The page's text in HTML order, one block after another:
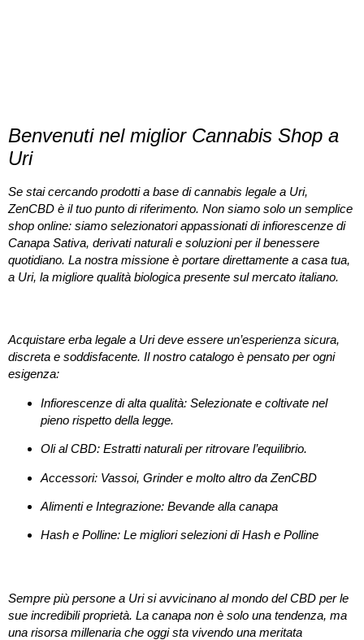
Benvenuti nel miglior Cannabis Shop a
Uri
Se stai cercando prodotti a base dicannabis legale a Uri,
ZenCBD è il tuo punto di riferimento. Non siamo solo un semplice
shop online: siamo selezionatori appassionati di infiorescenze di
Canapa Sativa, derivati naturali e soluzioni per il benessere
quotidiano. La nostra missione è portare direttamente a casa tua,
a Uri, la migliore qualità biologica presente sul mercato italiano.
Acquistare erba legale a Urideve essere un’esperienza sicura,
discreta e soddisfacente. Il nostro catalogo è pensato per ogni
esigenza:
Infiorescenze di alta qualità: Selezionate e coltivate nel
pieno rispetto della legge.
Oli al CBD: Estratti naturali per ritrovare l’equilibrio.
Accessori: Vassoi, Grinder e molto altro da ZenCBD
Alimenti e Integrazione: Bevande alla canapa
Hash e Polline: Le migliori selezioni di Hash e Polline
Sempre più persone a Urisi avvicinano al mondo del CBD per le
sue incredibili proprietà. La canapa non è solo una tendenza, ma
una risorsa millenaria che oggi sta vivendo una meritata